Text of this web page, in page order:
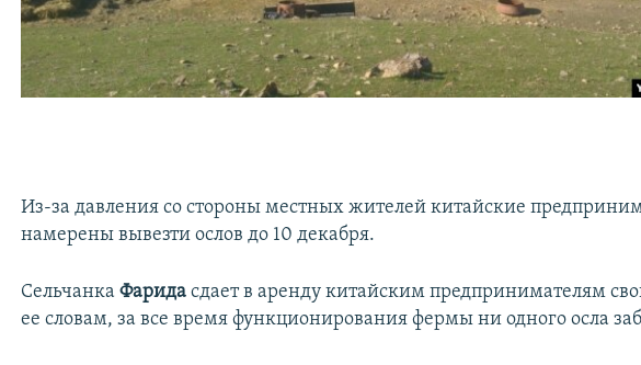
Из-за давления со стороны местных жителей китайские
намерены вывезти ослов до 10 декабря.
Сельчанка Фаридасдает в аренду китайским предпринимателям
ее словам, за все время функционирования фермы ни одного осла